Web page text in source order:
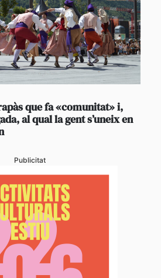
que fa «comunitat» i,
al qual la gent s’uneix en
Publicitat